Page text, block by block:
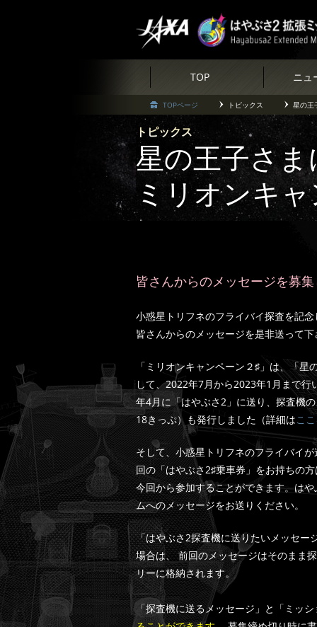
TOP ニュ
TOPページ トピックス 星の王
トピックス
星の王子さ
ミリオンキ
皆さんからのメッセージを募
小惑星トリフネのフライバイ探査を記
皆さんからのメッセージを是非送って
「ミリオンキャンペーン２♯」は、「
して、2022年7月から2023年1月まで
年4月に「はやぶさ2」に送り、探査機
18きっぷ）も発行しました（詳細はこ
そして、小惑星トリフネのフライバイ
回の「はやぶさ2♯乗車券」をお持ちの
今回から参加することができます。は
ムへのメッセージをお送りください。
「はやぶさ2探査機に送りたいメッセー
場合は、 前回のメッセージはそのまま
リーに格納されます。
「探査機に送るメッセージ」と「ミッ